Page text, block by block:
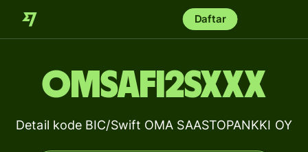
Daftar
OMSAFI2SXXX
Detail kode BIC/Swift OMA SAASTOPANKKI OY